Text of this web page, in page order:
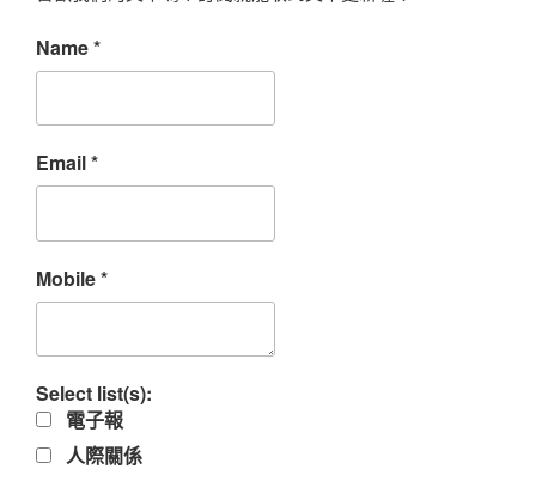
Name*
Email*
Mobile*
Select list(s):
電子報
人際關係